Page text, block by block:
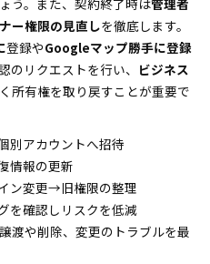
う。また、契約終了時は管理者
ー権限の見直しを徹底します。
登録やGoogleマップ勝手に登録
のリクエストを行い、 ビジネス
所有権を取り戻すことが重要で
別アカウントへ招待
情報の更新
ン変更→旧権限の整理
を確認しリスクを低減
渡や削除、変更のトラブルを最